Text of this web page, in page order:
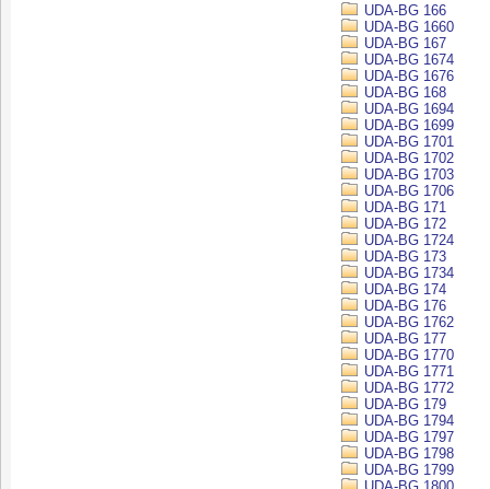
UDA-BG 166
UDA-BG 1660
UDA-BG 167
UDA-BG 1674
UDA-BG 1676
UDA-BG 168
UDA-BG 1694
UDA-BG 1699
UDA-BG 1701
UDA-BG 1702
UDA-BG 1703
UDA-BG 1706
UDA-BG 171
UDA-BG 172
UDA-BG 1724
UDA-BG 173
UDA-BG 1734
UDA-BG 174
UDA-BG 176
UDA-BG 1762
UDA-BG 177
UDA-BG 1770
UDA-BG 1771
UDA-BG 1772
UDA-BG 179
UDA-BG 1794
UDA-BG 1797
UDA-BG 1798
UDA-BG 1799